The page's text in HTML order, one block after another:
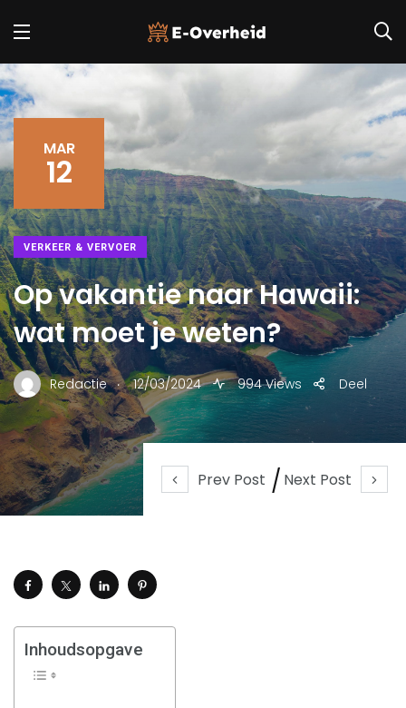
Prev Post Next Post
MAR
12
VERKEER & VERVOER
Op vakantie naar Hawaii:
wat moet je weten?
Redactie . 12/03/2024 994 Views Deel
Inhoudsopgave